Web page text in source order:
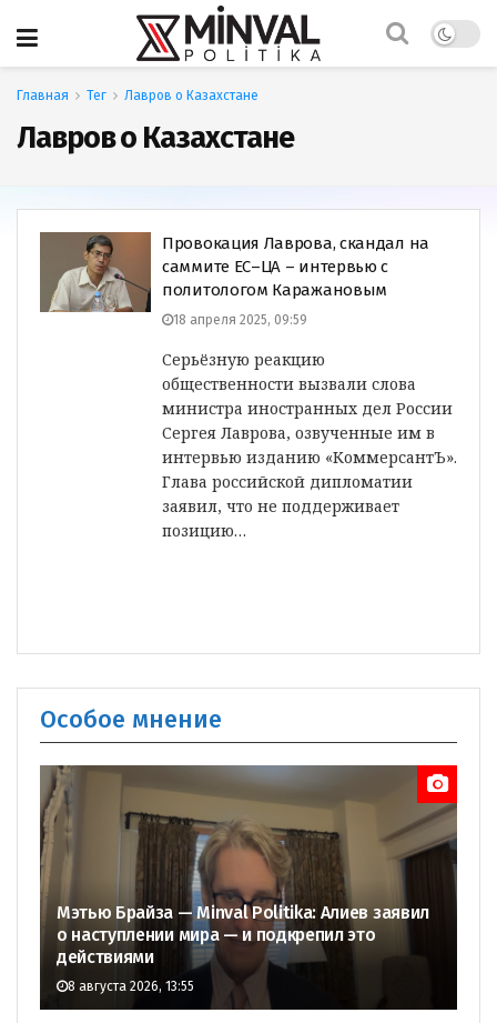
Главная Тег Лавров о Казахстане
Лавров о Казахстане
Провокация Лаврова, скандал на
саммите ЕС–ЦА – интервью с
политологом Каражановым
18 апреля 2025, 09:59
Серьёзную реакцию
общественности вызвали слова
министра иностранных дел России
Сергея Лаврова, озвученные им в
интервью изданию «КоммерсантЪ».
Глава российской дипломатии
заявил, что не поддерживает
позицию…
Особое мнение
Мэтью Брайза — Minval Politika: Алиев заявил
о наступлении мира — и подкрепил это
действиями
8 августа 2026, 13:55